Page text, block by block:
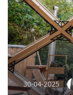
30-04-2025